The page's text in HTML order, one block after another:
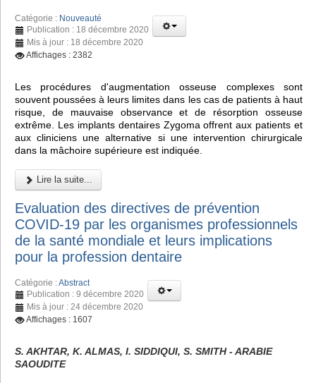
Catégorie : Nouveauté
Publication : 18 décembre 2020
Mis à jour : 18 décembre 2020
Affichages : 2382
Les procédures d'augmentation osseuse complexes sont
souvent poussées à leurs limites dans les cas de patients à haut
risque, de mauvaise observance et de résorption osseuse
extrême. Les implants dentaires Zygoma offrent aux patients et
aux cliniciens une alternative si une intervention chirurgicale
dans la mâchoire supérieure est indiquée.
Lire la suite...
Evaluation des directives de prévention
COVID-19 par les organismes professionnels
de la santé mondiale et leurs implications
pour la profession dentaire
Catégorie :Abstract
Publication : 9 décembre 2020
Mis à jour : 24 décembre 2020
Affichages : 1607
S. AKHTAR, K. ALMAS, I. SIDDIQUI, S. SMITH - ARABIE
SAOUDITE